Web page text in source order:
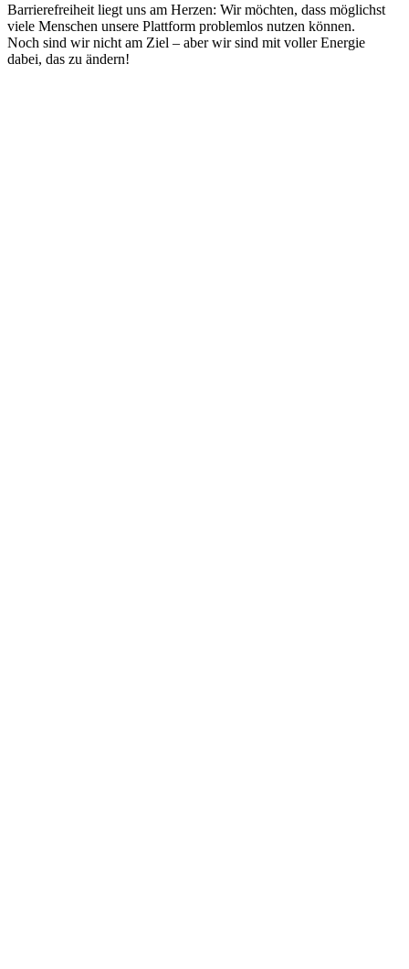
Barrierefreiheit liegt uns am Herzen: Wir möchten, dass möglichst
viele Menschen unsere Plattform problemlos nutzen können.
Noch sind wir nicht am Ziel – aber wir sind mit voller Energie
dabei, das zu ändern!